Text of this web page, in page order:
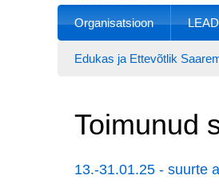
Organisatsioon
Edukas ja Ettevõtlik
Toimunud
13.-31.01.25 - suurte